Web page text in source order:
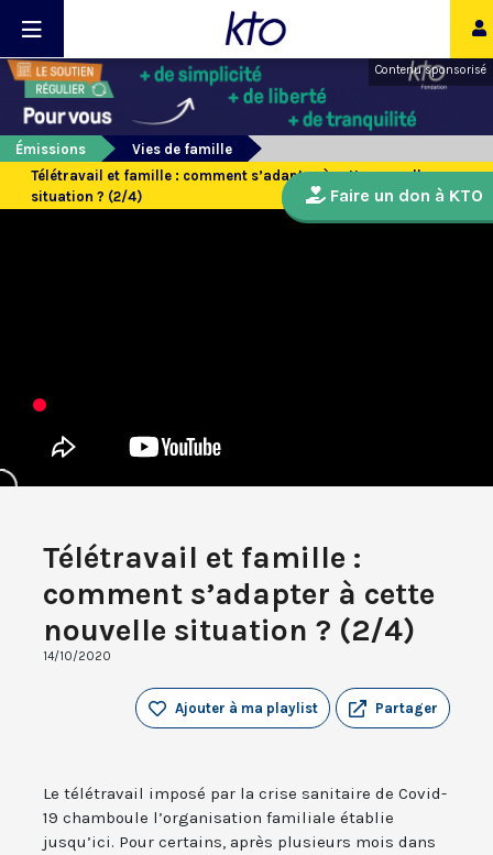
Contenu sponsorisé
Émissions
Vies de famille
Télétravail et famille : comment s’adapter à cette nouvelle
situation ? (2/4)
Télétravail et famille :
comment s’adapter à cette
nouvelle situation ? (2/4)
14/10/2020
Partager
Ajouter à ma playlist
Le télétravail imposé par la crise sanitaire de Covid-
19 chamboule l’organisation familiale établie
jusqu’ici. Pour certains, après plusieurs mois dans
Faire un don à KTO